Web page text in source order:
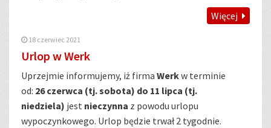
Więcej
18 czerwiec 2021
Urlop w Werk
Uprzejmie informujemy, iż firma Werkw terminie
od: 26 czerwca (tj. sobota) do 11 lipca (tj.
niedziela) jest nieczynna z powodu urlopu
wypoczynkowego. Urlop będzie trwał 2 tygodnie.